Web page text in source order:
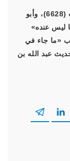
(1) أخرجه أحمد في «مسنده» (2/ 174) حديث (6628)، وأبو
ليس عنده»
باب «ما جاء في
عندك» حديث (1234) من حديث عبد الله بن